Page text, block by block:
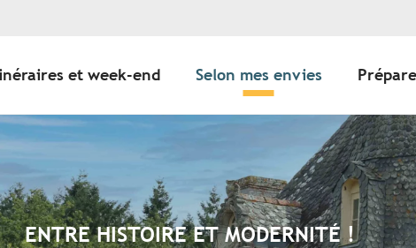
et week-end Selon mes envies
ENTRE HISTOIRE ET MODERNITÉ !